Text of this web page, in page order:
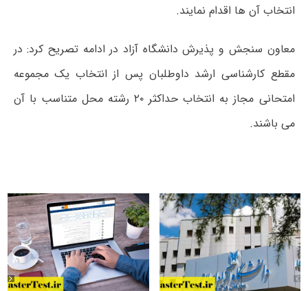
انتخاب آن ها اقدام نمایند.
معاون سنجش و پذیرش دانشگاه آزاد در ادامه تصریح کرد: در
مقطع کارشناسی ارشد داوطلبان پس از انتخاب یک مجموعه
امتحانی مجاز به انتخاب حداکثر ۲۰ رشته محل متناسب با آن
می باشند.